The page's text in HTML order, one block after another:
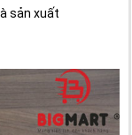
sản xuất